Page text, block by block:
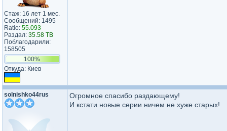
Стаж: 16 лет 1 мес.
Сообщений: 1495
Ratio: 55.093
Раздал: 35.58 TB
Поблагодарили:
158505
100%
Откуда: Киев
solnishko44rus
Огромное спасибо раздающему!
И кстати новые серии ничем не хуже старых!